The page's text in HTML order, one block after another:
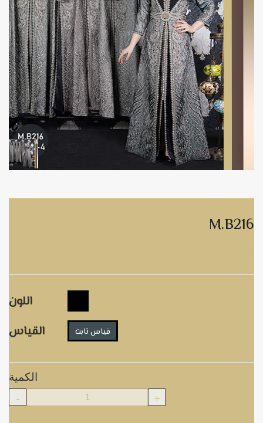
M.B216
اللون
القياس
قياس ثابت
الكمية
- +